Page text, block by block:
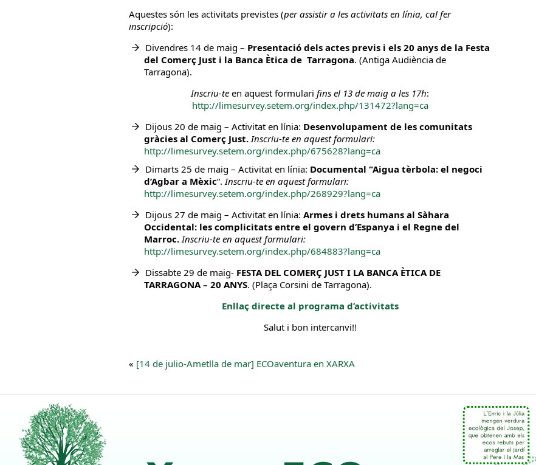
Aquestes són les activitats previstes (per assistir a les activitats en línia, cal fer
inscripció):
Divendres 14 de maig – Presentació dels actes previs i els 20 anys de la Festa
del Comerç Just i la Banca Ètica de Tarragona. (Antiga Audiència de
Tarragona).
Inscriu-te en aquest formulari fins el 13 de maig a les 17h:
http://limesurvey.setem.org/index.php/131472?lang=ca
Dijous 20 de maig – Activitat en línia: Desenvolupament de les comunitats
gràcies al Comerç Just. Inscriu-te en aquest formulari:
http://limesurvey.setem.org/index.php/675628?lang=ca
Dimarts 25 de maig – Activitat en línia: Documental “Aigua tèrbola: el negoci
d’Agbar a Mèxic“.Inscriu-te en aquest formulari:
http://limesurvey.setem.org/index.php/268929?lang=ca
Dijous 27 de maig – Activitat en línia: Armes i drets humans al Sàhara
Occidental: les complicitats entre el govern d’Espanya i el Regne del
Marroc. Inscriu-te en aquest formulari:
http://limesurvey.setem.org/index.php/684883?lang=ca
Dissabte 29 de maig- FESTA DEL COMERÇ JUST I LA BANCA ÈTICA DE
TARRAGONA – 20 ANYS. (Plaça Corsini de Tarragona).
Enllaç directe al programa d’activitats
Salut i bon intercanvi!!
« [14 de julio-Ametlla de mar] ECOaventura en XARXA